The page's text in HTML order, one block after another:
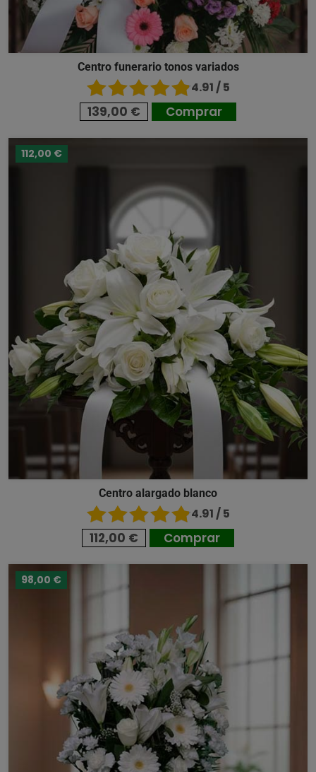
Centro funerario tonos variados
4.91 / 5
139,00 € Comprar
112,00 €
Centro alargado blanco
4.91 / 5
112,00 € Comprar
98,00 €